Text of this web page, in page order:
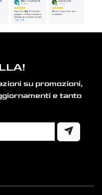
su promozioni,
e tanto